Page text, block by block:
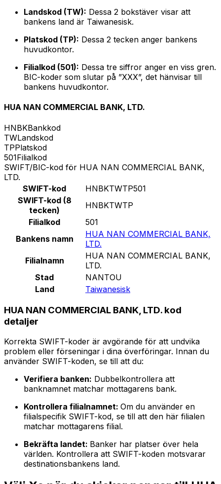
Landskod (TW): Dessa 2 bokstäver visar att
bankens land är Taiwanesisk.
Platskod (TP): Dessa 2 tecken anger bankens
huvudkontor.
Filialkod (501): Dessa tre siffror anger en viss gren.
BIC-koder som slutar på ”XXX”, det hänvisar till
bankens huvudkontor.
HUA NAN COMMERCIAL BANK, LTD.
HNBKBankkod
TWLandskod
TPPlatskod
501Filialkod
SWIFT/BIC-kod för HUA NAN COMMERCIAL BANK,
LTD.
SWIFT-kod
HNBKTWTP501
SWIFT-kod (8
tecken)
HNBKTWTP
Filialkod
501
Bankens namn
HUA NAN COMMERCIAL BANK,
LTD.
Filialnamn
HUA NAN COMMERCIAL BANK,
LTD.
Stad
NANTOU
Land
Taiwanesisk
HUA NAN COMMERCIAL BANK, LTD. kod
detaljer
Korrekta SWIFT-koder är avgörande för att undvika
problem eller förseningar i dina överföringar. Innan du
använder SWIFT-koden, se till att du:
Verifiera banken: Dubbelkontrollera att
banknamnet matchar mottagarens bank.
Kontrollera filialnamnet: Om du använder en
filialspecifik SWIFT-kod, se till att den här filialen
matchar mottagarens filial.
Bekräfta landet: Banker har platser över hela
världen. Kontrollera att SWIFT-koden motsvarar
destinationsbankens land.